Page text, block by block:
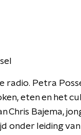
radio. Petra
eten en het
Chris Bajema,
onder leiding